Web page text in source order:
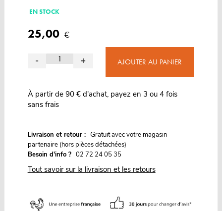
EN STOCK
25,00 €
- + AJOUTER AU PANIER
À partir de 90 € d'achat, payez en 3 ou 4 fois
sans frais
Livraison et retour : Gratuit avec votre magasin
partenaire (hors pièces détachées)
Besoin d'info ? 02 72 24 05 35
Tout savoir sur la livraison et les retours